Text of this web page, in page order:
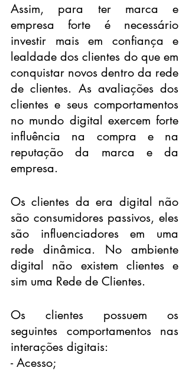
Assim, para ter marca e
empresa forte é necessário
investir mais em confiança e
lealdade dos clientes do que em
conquistar novos dentro da rede
de clientes. As avaliações dos
clientes e seus comportamentos
no mundo digital exercem forte
influência na compra e na
reputação da marca e da
empresa.
Os clientes da era digital não
são consumidores passivos, eles
são influenciadores em uma
rede dinâmica. No ambiente
digital não existem clientes e
sim uma Rede de Clientes.
Os clientes possuem os
seguintes comportamentos nas
interações digitais:
- Acesso;